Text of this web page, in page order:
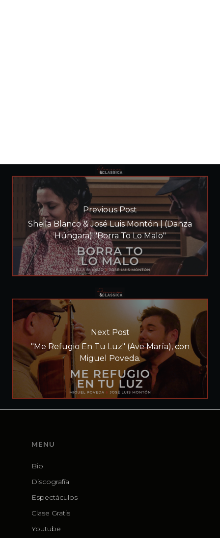
Previous Post
Sheila Blanco & José Luis Montón | (Danza
Húngara) "Borra To Lo Malo"
Next Post
"Me Refugio En Tu Luz" (Ave María), con
Miguel Poveda.
MENU
Bio
Discografía
Espectáculos
Clase Gratis
Youtube